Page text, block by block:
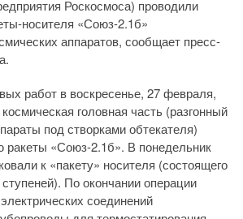
Роскосмоса) проводили
носителя «Союз-2.1б»
аппаратов, сообщает пресс-
работ в воскресенье, 27 февраля,
головная часть (разгонный
под створками обтекателя)
ракеты «Союз-2.1б». В понедельник
к «пакету» носителя (состоящего
По окончании операции
соединений